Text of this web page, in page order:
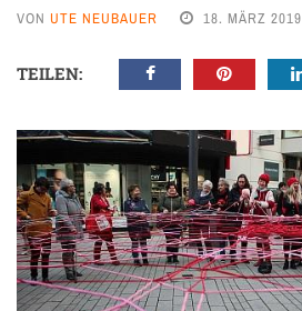
VON UTE NEUBAUER 18. MÄRZ 2019
TEILEN: